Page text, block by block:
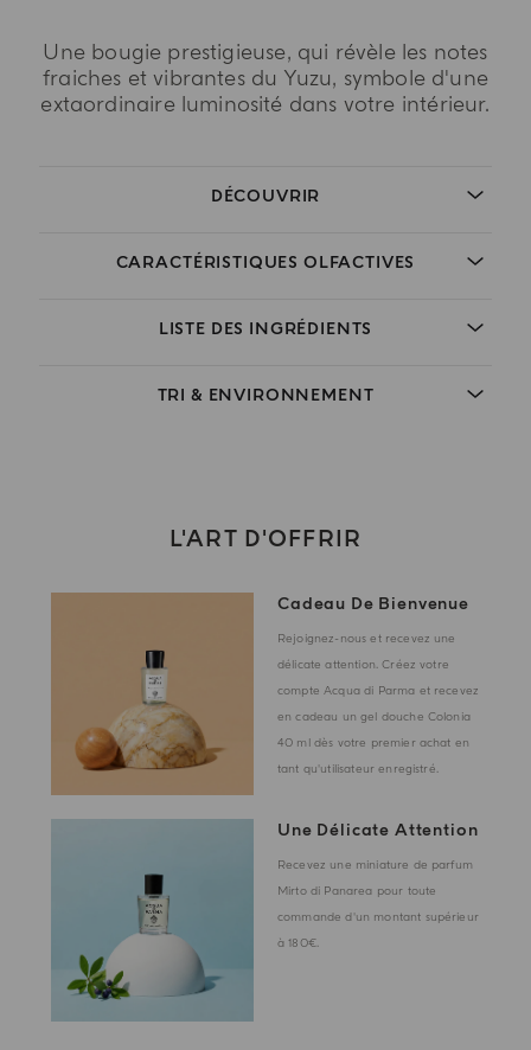
Une bougie prestigieuse, qui révèle les notes
fraiches et vibrantes du Yuzu, symbole d'une
extaordinaire luminosité dans votre intérieur.
DÉCOUVRIR
CARACTÉRISTIQUES OLFACTIVES
LISTE DES INGRÉDIENTS
TRI & ENVIRONNEMENT
L'ART D'OFFRIR
Cadeau De Bienvenue
Rejoignez-nous et recevez une
délicate attention. Créez votre
compte Acqua di Parma et recevez
en cadeau un gel douche Colonia
40 ml dès votre premier achat en
tant qu'utilisateur enregistré.
Une Délicate Attention
Recevez une miniature de parfum
Mirto di Panarea pour toute
commande d'un montant supérieur
à 180€.